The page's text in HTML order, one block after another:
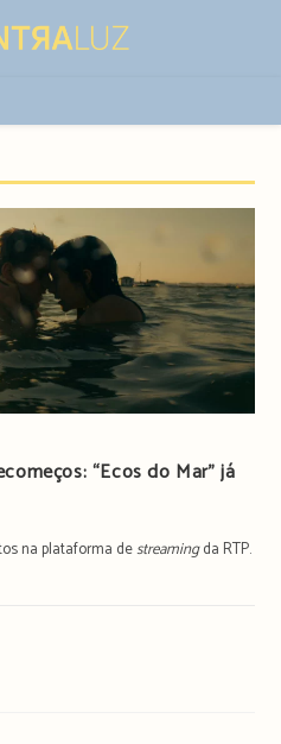
“Ecos do Mar” já
na plataforma destreamingda RTP.